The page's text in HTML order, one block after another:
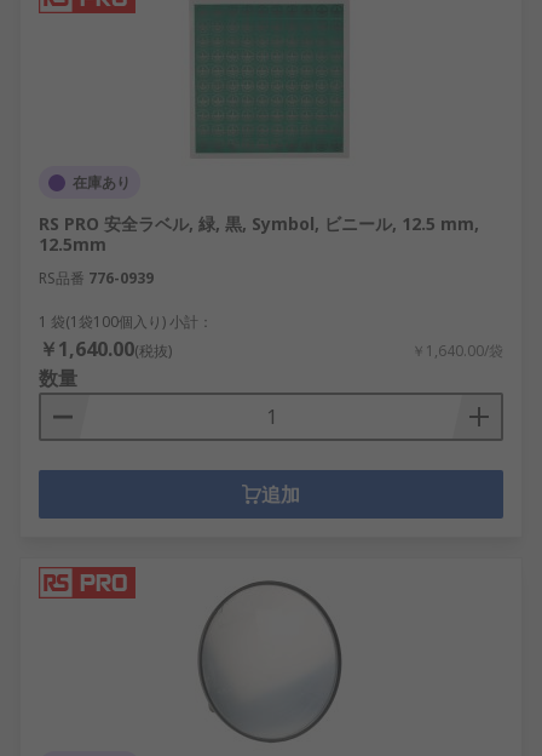
在庫あり
RS PRO 安全ラベル, 緑, 黒, Symbol, ビニール, 12.5 mm,
12.5mm
RS品番 776-0939
1 袋(1袋100個入り) 小計：
￥1,640.00(税抜) ￥1,640.00/袋
数量
追加